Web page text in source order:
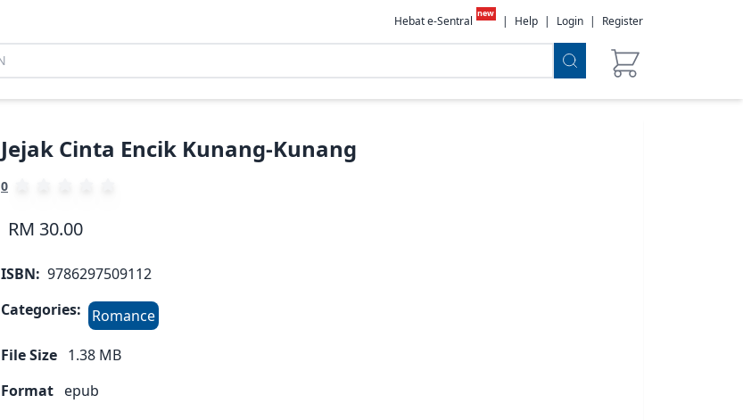
Hebat e-Sentral
new
| Help | Login | Register
Jejak Cinta Encik Kunang-Kunang
0
RM 30.00
ISBN: 9786297509112
Categories:
Romance
File Size 1.38 MB
Format epub